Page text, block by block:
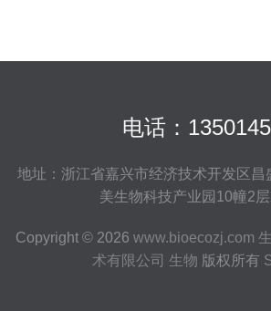
电话：
地址：浙江省嘉兴市经济技术开发区昌
美生物科技产业园10幢2
Copyright © 2026 www.bioecozj.com
术有限公司 生物 版权所有